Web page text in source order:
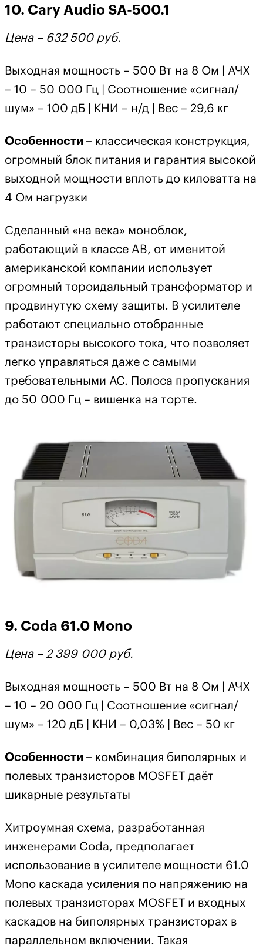
10. Cary Audio SA-500.1
Цена – 632 500 руб.
Выходная мощность – 500 Вт на 8 Ом | АЧХ
– 10 – 50 000 Гц | Соотношение «сигнал/
шум» – 100 дБ | КНИ – н/д | Вес – 29,6 кг
Особенности – классическая конструкция,
огромный блок питания и гарантия высокой
выходной мощности вплоть до киловатта на
4 Ом нагрузки
Сделанный «на века» моноблок,
работающий в классе AB, от именитой
американской компании использует
огромный тороидальный трансформатор и
продвинутую схему защиты. В усилителе
работают специально отобранные
транзисторы высокого тока, что позволяет
легко управляться даже с самыми
требовательными АС. Полоса пропускания
до 50 000 Гц – вишенка на торте.
9. Coda 61.0 Mono
Цена – 2 399 000 руб.
Выходная мощность – 500 Вт на 8 Ом | АЧХ
– 10 – 20 000 Гц | Соотношение «сигнал/
шум» – 120 дБ | КНИ – 0,03% | Вес – 50 кг
Особенности – комбинация биполярных и
полевых транзисторов MOSFET даёт
шикарные результаты
Хитроумная схема, разработанная
инженерами Coda, предполагает
использование в усилителе мощности 61.0
Mono каскада усиления по напряжению на
полевых транзисторах MOSFET и входных
каскадов на биполярных транзисторах в
параллельном включении. Такая